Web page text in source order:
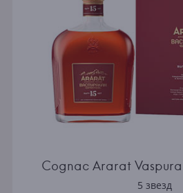
Cognac Ararat
5 звезд